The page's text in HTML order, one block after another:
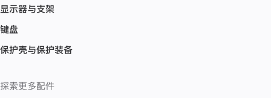
显示器与支架
键盘
保护壳与保护装备
探索更多配件